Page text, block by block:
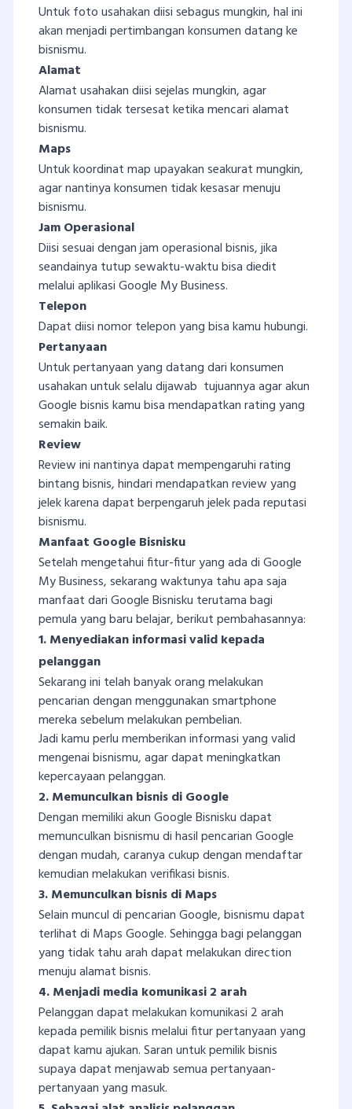
Untuk foto usahakan diisi sebagus mungkin, hal ini
akan menjadi pertimbangan konsumen datang ke
bisnismu.
Alamat
Alamat usahakan diisi sejelas mungkin, agar
konsumen tidak tersesat ketika mencari alamat
bisnismu.
Maps
Untuk koordinat map upayakan seakurat mungkin,
agar nantinya konsumen tidak kesasar menuju
bisnismu.
Jam Operasional
Diisi sesuai dengan jam operasional bisnis, jika
seandainya tutup sewaktu-waktu bisa diedit
melalui aplikasi Google My Business.
Telepon
Dapat diisi nomor telepon yang bisa kamu hubungi.
Pertanyaan
Untuk pertanyaan yang datang dari konsumen
usahakan untuk selalu dijawab tujuannya agar akun
Google bisnis kamu bisa mendapatkan rating yang
semakin baik.
Review
Review ini nantinya dapat mempengaruhi rating
bintang bisnis, hindari mendapatkan review yang
jelek karena dapat berpengaruh jelek pada reputasi
bisnismu.
Manfaat Google Bisnisku
Setelah mengetahui fitur-fitur yang ada di Google
My Business, sekarang waktunya tahu apa saja
manfaat dari Google Bisnisku terutama bagi
pemula yang baru belajar, berikut pembahasannya:
1. Menyediakan informasi valid kepada
pelanggan
Sekarang ini telah banyak orang melakukan
pencarian dengan menggunakan smartphone
mereka sebelum melakukan pembelian.
Jadi kamu perlu memberikan informasi yang valid
mengenai bisnismu, agar dapat meningkatkan
kepercayaan pelanggan.
2. Memunculkan bisnis di Google
Dengan memiliki akun Google Bisnisku dapat
memunculkan bisnismu di hasil pencarian Google
dengan mudah, caranya cukup dengan mendaftar
kemudian melakukan verifikasi bisnis.
3. Memunculkan bisnis di Maps
Selain muncul di pencarian Google, bisnismu dapat
terlihat di Maps Google. Sehingga bagi pelanggan
yang tidak tahu arah dapat melakukan direction
menuju alamat bisnis.
4. Menjadi media komunikasi 2 arah
Pelanggan dapat melakukan komunikasi 2 arah
kepada pemilik bisnis melalui fitur pertanyaan yang
dapat kamu ajukan. Saran untuk pemilik bisnis
supaya dapat menjawab semua pertanyaan-
pertanyaan yang masuk.